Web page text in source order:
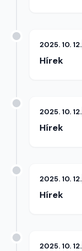
2025. 10. 12.
Hírek
2025. 10. 12.
Hírek
2025. 10. 12.
Hírek
2025. 10. 12.